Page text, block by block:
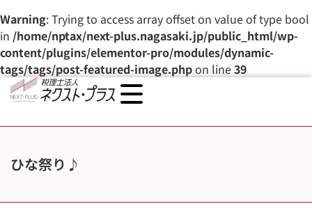
Warning: Trying to access array offset on value of type bool
in /home/nptax/next-plus.nagasaki.jp/public_html/wp-
content/plugins/elementor-pro/modules/dynamic-
tags/tags/post-featured-image.phpon line39
ひな祭り♪